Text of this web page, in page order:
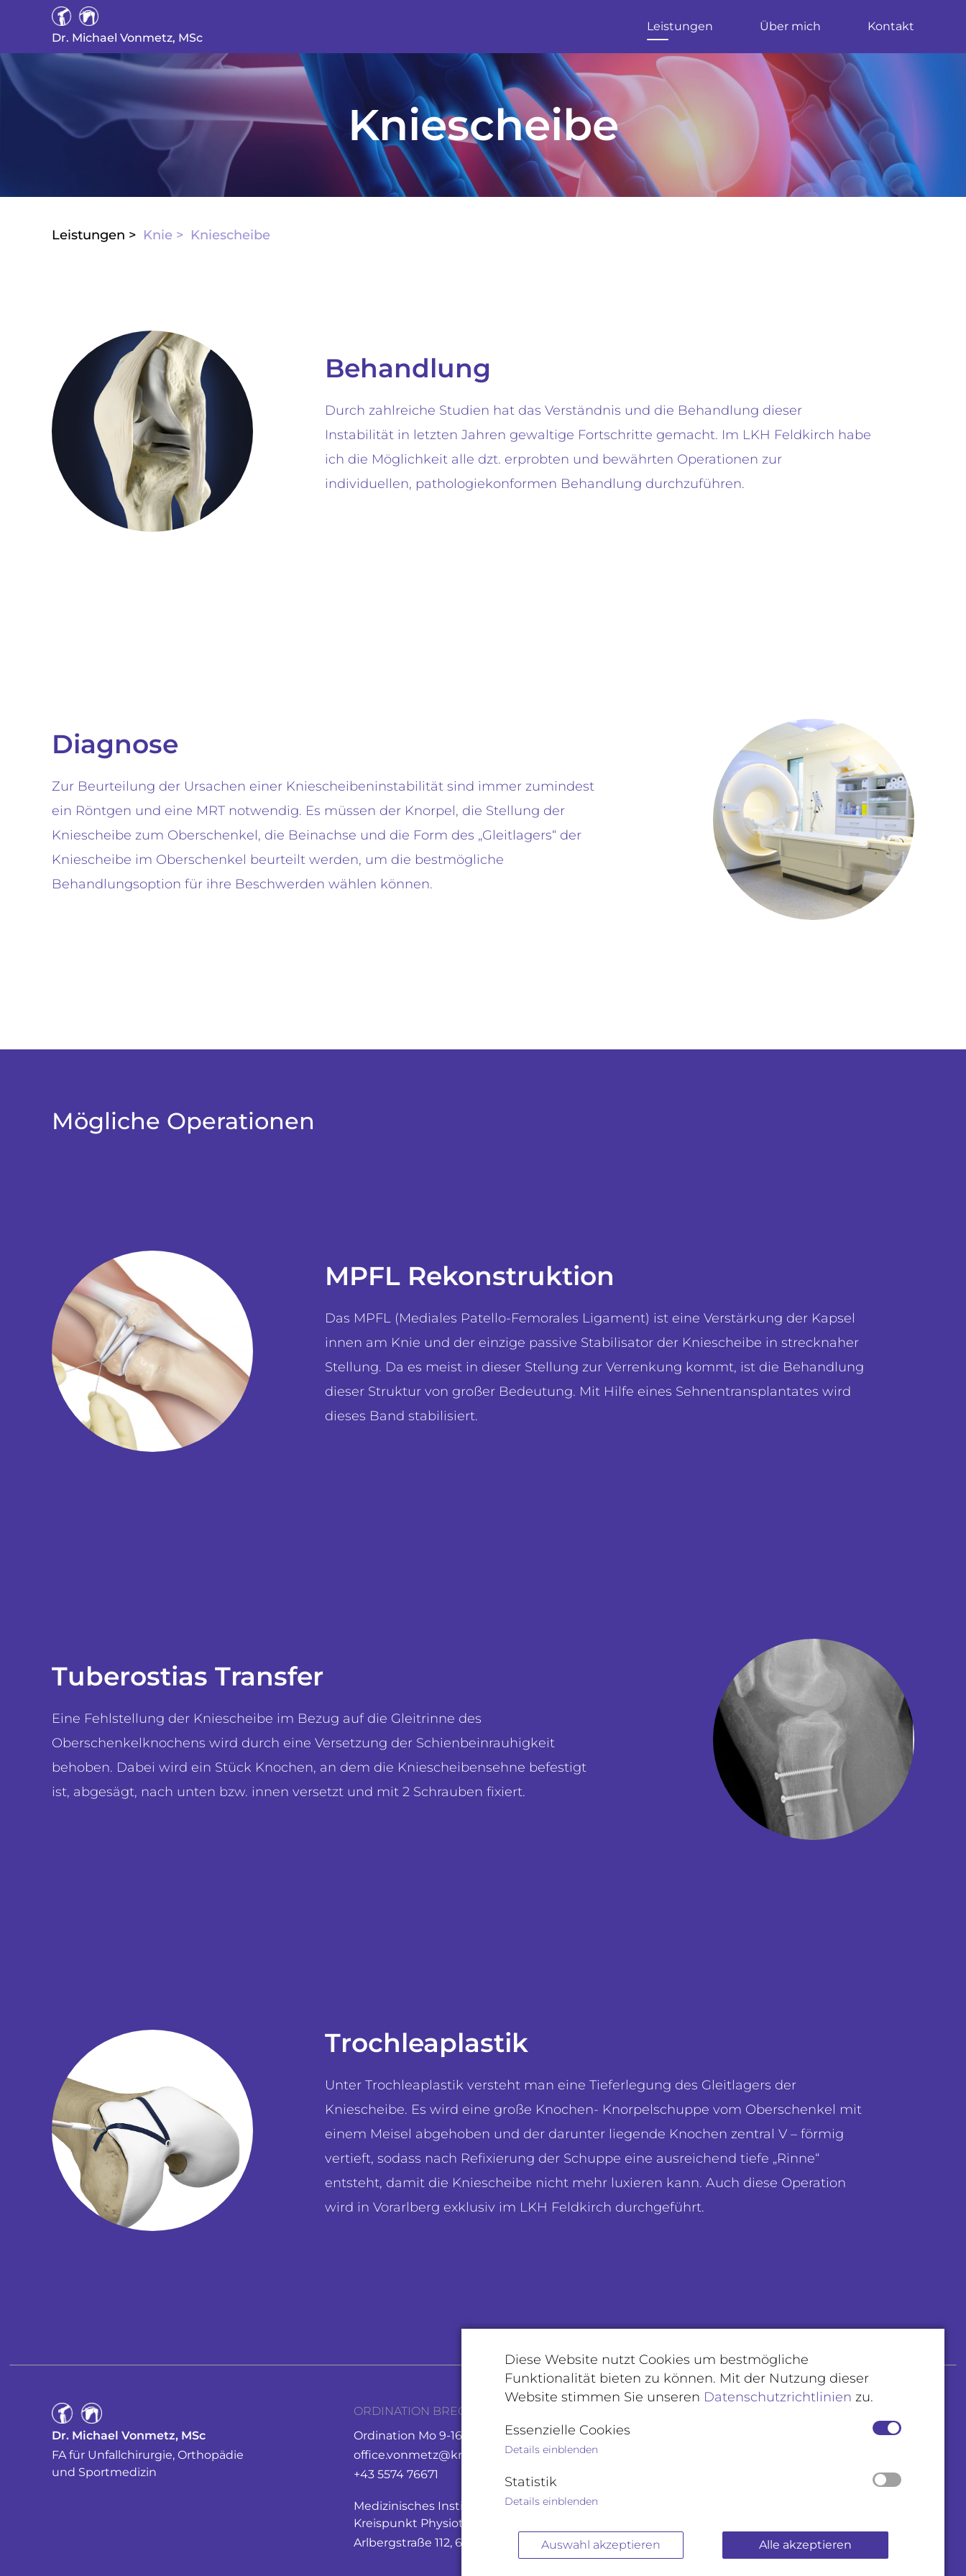
Dr. Michael Vonmetz, MSc
Leistungen Über mich Kontakt
Kniescheibe
Leistungen > Knie > Kniescheibe
Behandlung
Durch zahlreiche Studien hat das Verständnis und die Behandlung dieser
Instabilität in letzten Jahren gewaltige Fortschritte gemacht. Im LKH Feldkirch habe
ich die Möglichkeit alle dzt. erprobten und bewährten Operationen zur
individuellen, pathologiekonformen Behandlung durchzuführen.
Diagnose
Zur Beurteilung der Ursachen einer Kniescheibeninstabilität sind immer zumindest
ein Röntgen und eine MRT notwendig. Es müssen der Knorpel, die Stellung der
Kniescheibe zum Oberschenkel, die Beinachse und die Form des „Gleitlagers“ der
Kniescheibe im Oberschenkel beurteilt werden, um die bestmögliche
Behandlungsoption für ihre Beschwerden wählen können.
Mögliche Operationen
MPFL Rekonstruktion
Das MPFL (Mediales Patello-Femorales Ligament) ist eine Verstärkung der Kapsel
innen am Knie und der einzige passive Stabilisator der Kniescheibe in strecknaher
Stellung. Da es meist in dieser Stellung zur Verrenkung kommt, ist die Behandlung
dieser Struktur von großer Bedeutung. Mit Hilfe eines Sehnentransplantates wird
dieses Band stabilisiert.
Tuberostias Transfer
Eine Fehlstellung der Kniescheibe im Bezug auf die Gleitrinne des
Oberschenkelknochens wird durch eine Versetzung der Schienbeinrauhigkeit
behoben. Dabei wird ein Stück Knochen, an dem die Kniescheibensehne befestigt
ist, abgesägt, nach unten bzw. innen versetzt und mit 2 Schrauben fixiert.
Trochleaplastik
Unter Trochleaplastik versteht man eine Tieferlegung des Gleitlagers der
Kniescheibe. Es wird eine große Knochen- Knorpelschuppe vom Oberschenkel mit
einem Meisel abgehoben und der darunter liegende Knochen zentral V – förmig
vertieft, sodass nach Refixierung der Schuppe eine ausreichend tiefe „Rinne“
entsteht, damit die Kniescheibe nicht mehr luxieren kann. Auch diese Operation
wird in Vorarlberg exklusiv im LKH Feldkirch durchgeführt.
Dr. Michael Vonmetz, MSc
FA für Unfallchirurgie, Orthopädie
und Sportmedizin
ORDINATION BREGENZ
Ordination Mo 9-16 Uhr
office.vonmetz@kreispunkt.at
+43 5574 76671
Medizinisches Institut
Kreispunkt Physiotherapie
Arlbergstraße 112, 6900 Bregenz
Ordination nach Vereinbarung
Diese Website nutzt Cookies um bestmögliche
Funktionalität bieten zu können. Mit der Nutzung dieser
Website stimmen Sie unseren Datenschutzrichtlinien zu.
Essenzielle Cookies
Details einblenden
Statistik
Details einblenden
Auswahl akzeptieren Alle akzeptieren